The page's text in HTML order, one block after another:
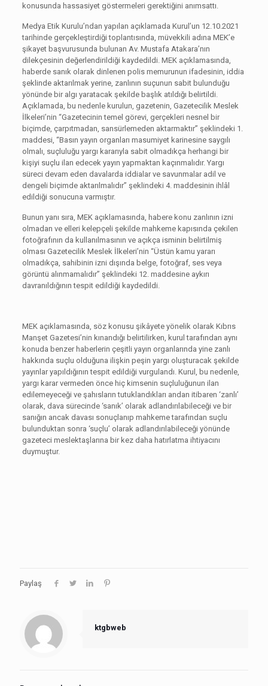
konusunda hassasiyet göstermeleri gerektiğini anımsattı.
Medya Etik Kurulu’ndan yapılan açıklamada Kurul’un 12.10.2021
tarihinde gerçekleştirdiği toplantısında, müvekkili adına MEK’e
şikayet başvurusunda bulunan Av. Mustafa Atakara’nın
dilekçesinin değerlendirildiği kaydedildi. MEK açıklamasında,
haberde sanık olarak dinlenen polis memurunun ifadesinin, iddia
şeklinde aktarılmak yerine, zanlının suçunun sabit bulunduğu
yönünde bir algı yaratacak şekilde başlık atıldığı belirtildi.
Açıklamada, bu nedenle kurulun, gazetenin, Gazetecilik Meslek
İlkeleri’nin “Gazetecinin temel görevi, gerçekleri nesnel bir
biçimde, çarpıtmadan, sansürlemeden aktarmaktır” şeklindeki 1.
maddesi, “Basın yayın organları masumiyet karinesine saygılı
olmalı, suçluluğu yargı kararıyla sabit olmadıkça herhangi bir
kişiyi suçlu ilan edecek yayın yapmaktan kaçınmalıdır. Yargı
süreci devam eden davalarda iddialar ve savunmalar adil ve
dengeli biçimde aktarılmalıdır” şeklindeki 4. maddesinin ihlâl
edildiği sonucuna varmıştır.
Bunun yanı sıra, MEK açıklamasında, habere konu zanlının izni
olmadan ve elleri kelepçeli şekilde mahkeme kapısında çekilen
fotoğrafının da kullanılmasının ve açıkça isminin belirtilmiş
olması Gazetecilik Meslek İlkeleri’nin “Üstün kamu yararı
olmadıkça, sahibinin izni dışında belge, fotoğraf, ses veya
görüntü alınmamalıdır” şeklindeki 12. maddesine aykırı
davranıldığının tespit edildiği kaydedildi.
MEK açıklamasında, söz konusu şikâyete yönelik olarak Kıbrıs
Manşet Gazetesi’nin kınandığı belirtilirken, kurul tarafından aynı
konuda benzer haberlerin çeşitli yayın organlarında yine zanlı
hakkında suçlu olduğuna ilişkin peşin yargı oluşturacak şekilde
yayınlar yapıldığının tespit edildiği vurgulandı. Kurul, bu nedenle,
yargı karar vermeden önce hiç kimsenin suçluluğunun ilan
edilemeyeceği ve şahısların tutuklandıkları andan itibaren ‘zanlı’
olarak, dava sürecinde ‘sanık’ olarak adlandırılabileceği ve bir
sanığın ancak davası sonuçlanıp mahkeme tarafından suçlu
bulunduktan sonra ‘suçlu’ olarak adlandırılabileceği yönünde
gazeteci meslektaşlarına bir kez daha hatırlatma ihtiyacını
duymuştur.
Paylaş
ktgbweb